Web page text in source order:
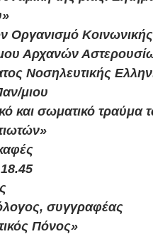
Οργανισμό Κοινωνικής
Αρχανών
Νοσηλευτικής
μιου
και σωματικό τραύμα
συγγραφέας
Πόνος»